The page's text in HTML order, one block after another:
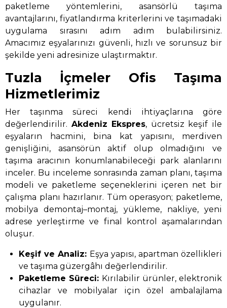
paketleme yöntemlerini, asansörlü taşıma
avantajlarını, fiyatlandırma kriterlerini ve taşımadaki
uygulama sırasını adım adım bulabilirsiniz.
Amacımız eşyalarınızı güvenli, hızlı ve sorunsuz bir
şekilde yeni adresinize ulaştırmaktır.
Tuzla İçmeler Ofis Taşıma
Hizmetlerimiz
Her taşınma süreci kendi ihtiyaçlarına göre
değerlendirilir. Akdeniz Ekspres, ücretsiz keşif ile
eşyaların hacmini, bina kat yapısını, merdiven
genişliğini, asansörün aktif olup olmadığını ve
taşıma aracının konumlanabileceği park alanlarını
inceler. Bu inceleme sonrasında zaman planı, taşıma
modeli ve paketleme seçeneklerini içeren net bir
çalışma planı hazırlanır. Tüm operasyon; paketleme,
mobilya demontaj–montaj, yükleme, nakliye, yeni
adrese yerleştirme ve final kontrol aşamalarından
oluşur.
Keşif ve Analiz: Eşya yapısı, apartman özellikleri
ve taşıma güzergâhı değerlendirilir.
Paketleme Süreci: Kırılabilir ürünler, elektronik
cihazlar ve mobilyalar için özel ambalajlama
uygulanır.